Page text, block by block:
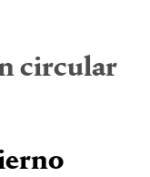
circular